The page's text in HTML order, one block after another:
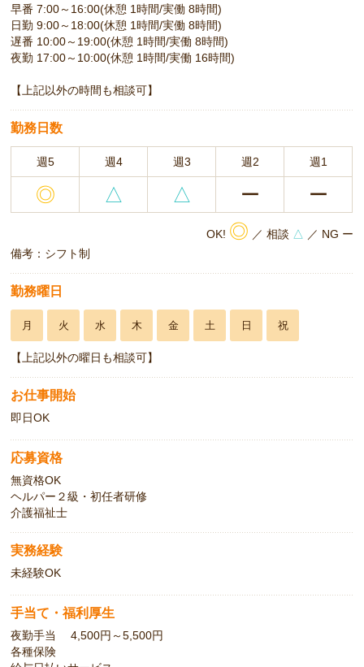
早番 7:00～16:00(休憩 1時間/実働 8時間)
日勤 9:00～18:00(休憩 1時間/実働 8時間)
遅番 10:00～19:00(休憩 1時間/実働 8時間)
夜勤 17:00～10:00(休憩 1時間/実働 16時間)
【上記以外の時間も相談可】
勤務日数
週5 週4 週3 週2 週1
◎ △ △ ー ー
OK! ◎ ／ 相談 △ ／ NG ー
備考：シフト制
勤務曜日
月 火 水 木 金 土 日 祝
【上記以外の曜日も相談可】
お仕事開始
即日OK
応募資格
無資格OK
ヘルパー２級・初任者研修
介護福祉士
実務経験
未経験OK
手当て・福利厚生
夜勤手当 4,500円～5,500円
各種保険